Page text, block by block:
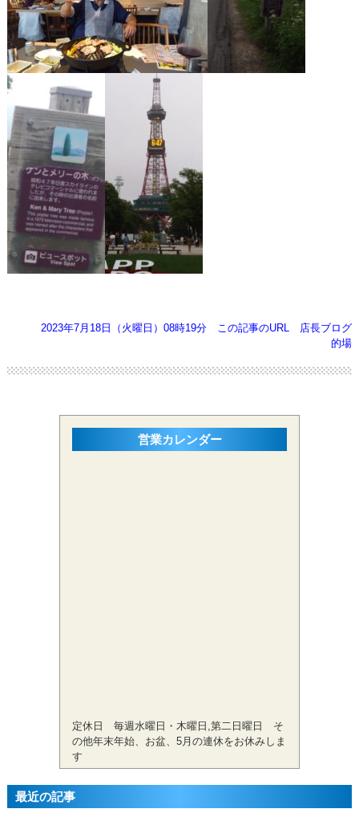
2023年7月18日（火曜日）08時19分 この記事のURL
店長ブログ
的場
営業カレンダー
定休日 毎週水曜日・木曜日,第二日曜日 そ
の他年末年始、お盆、5月の連休をお休みしま
す
最近の記事